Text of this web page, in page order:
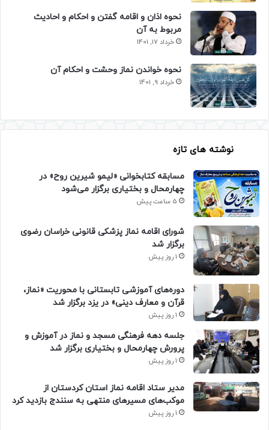
نحوه اذان و اقامه گفتن و احکام و احادیث
مربوط به آن
خرداد 17, 1401
نحوه خواندن نماز وحشت و احکام آن
خرداد 9, 1401
نوشته های تازه
مسابقه کتابخوانی «لیمو شیرین روح» در
چهارمحال و بختیاری برگزار می‌شود
5 ساعت پیش
شورای اقامه نماز پزشکی قانونی خراسان رضوی
برگزار شد
1 روز پیش
دوره‌های آموزشی تابستانی با محوریت «نماز،
قرآن و معارف دینی» در یزد برگزار شد
1 روز پیش
جلسه دهه فرهنگی مسجد و نماز در آموزش و
پرورش چهارمحال و بختیاری برگزار شد
1 روز پیش
مدیر ستاد اقامه نماز استان کردستان از
موکب‌های مسیرهای منتهی به سنندج بازدید کرد
1 روز پیش